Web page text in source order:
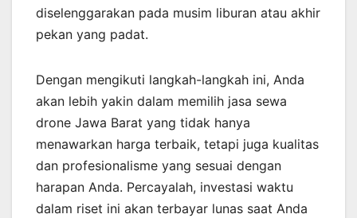
diselenggarakan pada musim liburan atau akhir
pekan yang padat.
Dengan mengikuti langkah-langkah ini, Anda
akan lebih yakin dalam memilih jasa sewa
drone Jawa Barat yang tidak hanya
menawarkan harga terbaik, tetapi juga kualitas
dan profesionalisme yang sesuai dengan
harapan Anda. Percayalah, investasi waktu
dalam riset ini akan terbayar lunas saat Anda